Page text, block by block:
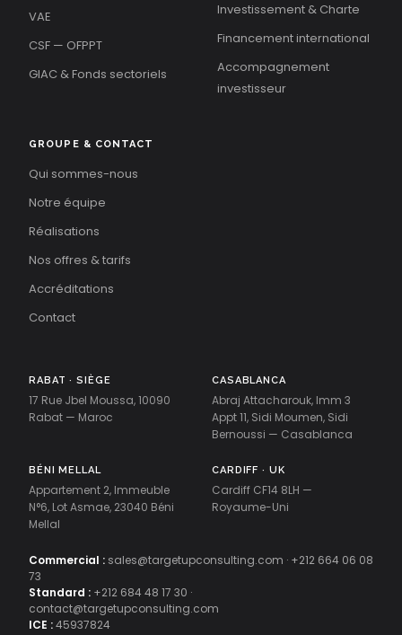
VAE
CSF — OFPPT
GIAC & Fonds sectoriels
Investissement & Charte
Financement international
Accompagnement
investisseur
GROUPE & CONTACT
Qui sommes-nous
Notre équipe
Réalisations
Nos offres & tarifs
Accréditations
Contact
RABAT · SIÈGE
17 Rue Jbel Moussa, 10090
Rabat — Maroc
CASABLANCA
Abraj Attacharouk, Imm 3
Appt 11, Sidi Moumen, Sidi
Bernoussi — Casablanca
BÉNI MELLAL
Appartement 2, Immeuble
N°6, Lot Asmae, 23040 Béni
Mellal
CARDIFF · UK
Cardiff CF14 8LH —
Royaume-Uni
Commercial : sales@targetupconsulting.com · +212 664 06 08
73
Standard : +212 684 48 17 30 ·
contact@targetupconsulting.com
ICE :45937824